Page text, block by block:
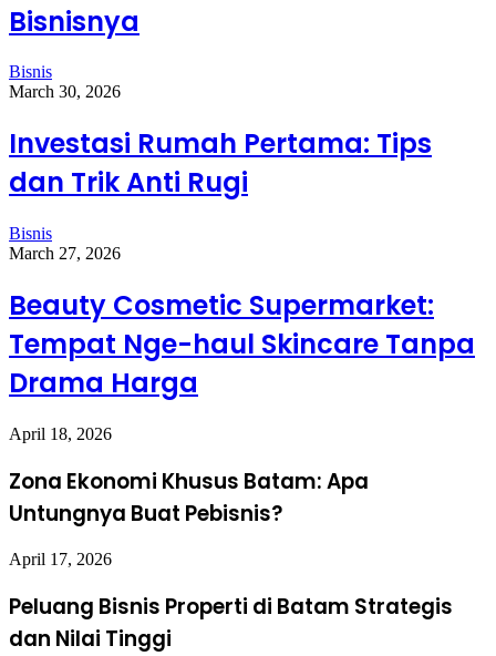
Bisnisnya
Bisnis
March 30, 2026
Investasi Rumah Pertama: Tips
dan Trik Anti Rugi
Bisnis
March 27, 2026
Beauty Cosmetic Supermarket:
Tempat Nge-haul Skincare Tanpa
Drama Harga
April 18, 2026
Zona Ekonomi Khusus Batam: Apa
Untungnya Buat Pebisnis?
April 17, 2026
Peluang Bisnis Properti di Batam Strategis
dan Nilai Tinggi